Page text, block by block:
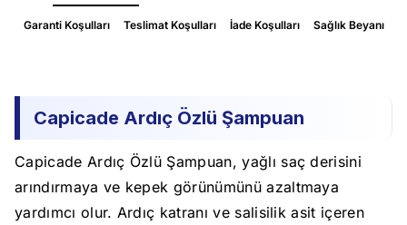
Garanti Koşulları Teslimat Koşulları İade Koşulları Sağlık Beyanı
Capicade Ardıç Özlü Şampuan
Capicade Ardıç Özlü Şampuan, yağlı saç derisini
arındırmaya ve kepek görünümünü azaltmaya
yardımcı olur. Ardıç katranı ve salisilik asit içeren